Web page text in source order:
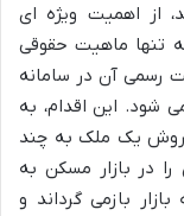
از اهمیت ویژه ای
تنها ماهیت حقوقی
رسمی آن در سامانه
شود. این اقدام، به
یک ملک به چند
در بازار مسکن به
بازمی گرداند و